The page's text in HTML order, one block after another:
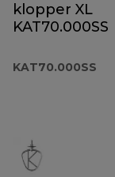
klopper XL
KAT70.000SS
KAT70.000SS